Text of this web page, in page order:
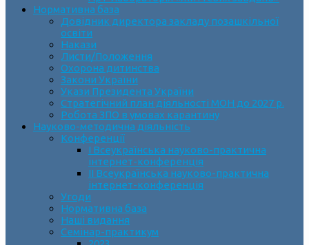
Нормативна база
Довідник директора закладу позашкільної
освіти
Накази
Листи/Положення
Охорона дитинства
Закони України
Укази Президента України
Стратегічний план діяльності МОН до 2027 р.
Робота ЗПО в умовах карантину
Науково-методична діяльність
Конференції
І Всеукраїнська науково-практична
інтернет-конференція
ІІ Всеукраїнська науково-практична
інтернет-конференція
Угоди
Нормативна база
Наші видання
Семінар-практикум